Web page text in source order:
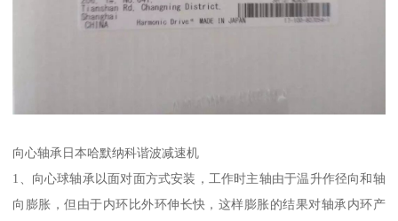
向心轴承日本哈默纳科谐波减速机
1、向心球轴承以面对面方式安装，工作时主轴由于温升作径向和轴
向膨胀，但由于内环比外环伸长快，这样膨胀的结果对轴承内环产